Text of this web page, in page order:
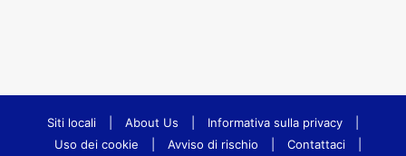
Siti locali About Us Informativa sulla privacy
Uso dei cookie
Avviso di rischio Contattaci